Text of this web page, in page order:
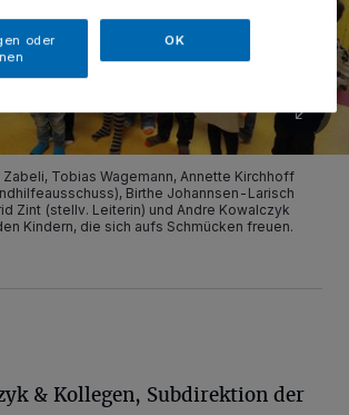
Zabeli, Tobias Wagemann, Annette Kirchhoff
Birthe Johannsen-Larisch
Zint (stellv. Leiterin) und Andre Kowalczyk
Kindern, die sich aufs Schmücken freuen.
& Kollegen, Subdirektion der
oder
OK